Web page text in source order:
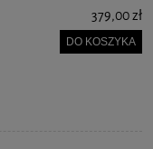
379,00 zł
DO KOSZYKA